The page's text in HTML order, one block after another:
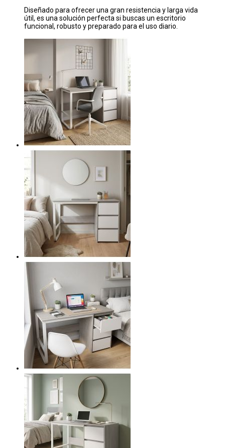
Diseñado para ofrecer una gran resistencia y larga vida
útil, es una solución perfecta si buscas un escritorio
funcional, robusto y preparado para el uso diario.